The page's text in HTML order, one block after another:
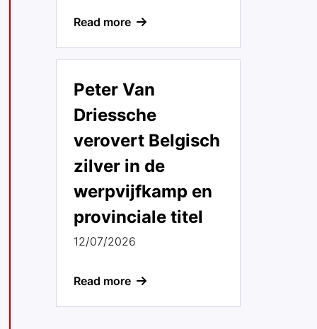
Read more
Peter Van
Driessche
verovert Belgisch
zilver in de
werpvijfkamp en
provinciale titel
12/07/2026
Read more